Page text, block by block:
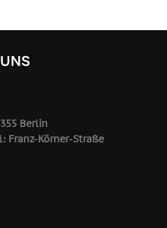
Berlin
Franz-Körner-Straße